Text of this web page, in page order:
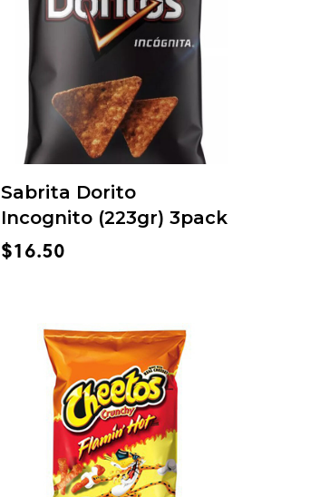
Sabrita Dorito
Incognito (223gr) 3pack
$16.50